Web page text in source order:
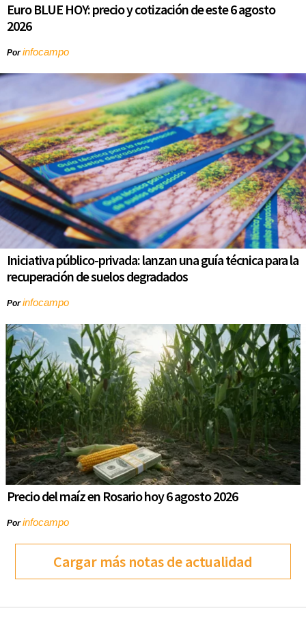
Euro BLUE HOY: precio y cotización de este 6 agosto
2026
Porinfocampo
Iniciativa público-privada: lanzan una guía técnica para la
recuperación de suelos degradados
Porinfocampo
Precio del maíz en Rosario hoy 6 agosto 2026
Porinfocampo
Cargar más notas de actualidad